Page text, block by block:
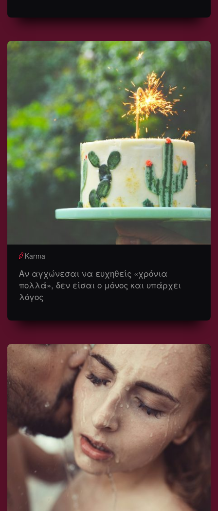
Karma
Αν αγχώνεσαι να ευχηθείς «χρόνια
πολλά», δεν είσαι ο μόνος και υπάρχει
λόγος